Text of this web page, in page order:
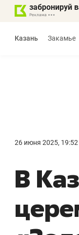
забронируй
Казань Закамье
26 июня 2025, 19:52
В